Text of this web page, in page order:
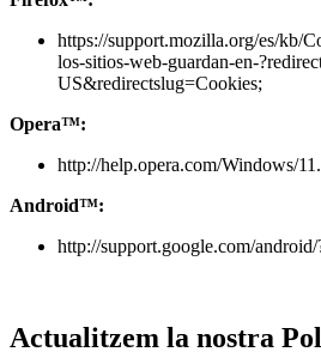
https://support.mozilla.org/es/kb/
los-sitios-web-guardan-en-
US&redirectslug=Cookies;
Opera™:
http://help.opera.com/Windows/
Android™:
http://support.google.com/android/
Actualitzem la nostra